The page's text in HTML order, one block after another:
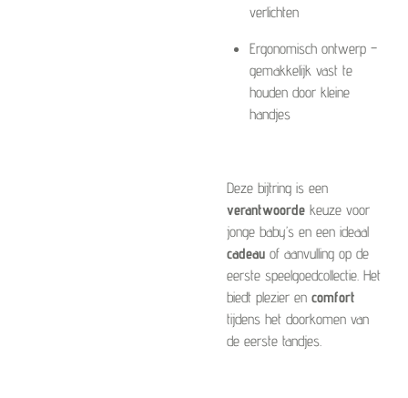
verlichten
Ergonomisch ontwerp –
gemakkelijk vast te
houden door kleine
handjes
Deze bijtring is een
verantwoorde keuze voor
jonge baby’s en een ideaal
cadeau of aanvulling op de
eerste speelgoedcollectie. Het
biedt plezier en comfort
tijdens het doorkomen van
de eerste tandjes.